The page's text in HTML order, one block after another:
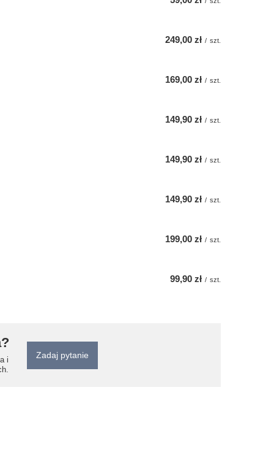
249,00 zł / szt.
169,00 zł / szt.
149,90 zł / szt.
149,90 zł / szt.
149,90 zł / szt.
199,00 zł / szt.
99,90 zł / szt.
i
Zadaj pytanie